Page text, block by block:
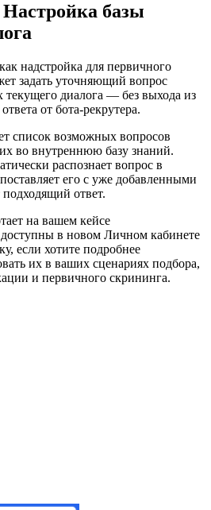
базы
надстройка для первичного
задать уточняющий вопрос
диалога — без выхода из
от бота-рекрутера.
список возможных вопросов
во внутреннюю базу знаний.
распознает вопрос в
его с уже добавленными
ответ.
на вашем кейсе
в новом Личном кабинете
если хотите подробнее
их в ваших сценариях подбора,
и первичного скрининга.